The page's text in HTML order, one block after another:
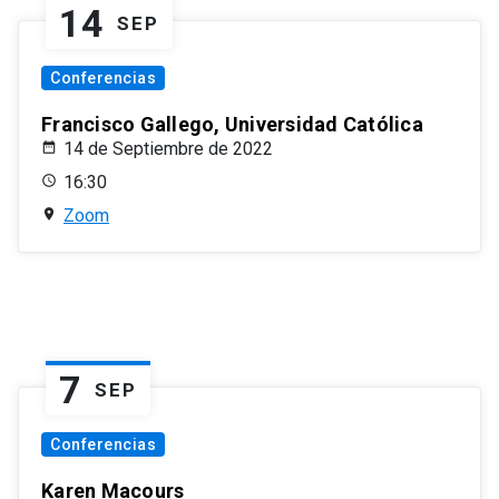
14 SEP
Conferencias
Francisco Gallego, Universidad Católica
14 de Septiembre de 2022
16:30
Zoom
7 SEP
Conferencias
Karen Macours